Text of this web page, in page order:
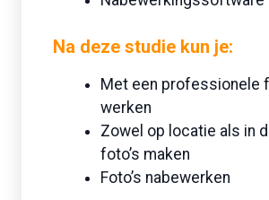
Na deze studie kun je:
Met een professionele
werken
Zowel op locatie als in
foto’s maken
Foto’s nabewerken